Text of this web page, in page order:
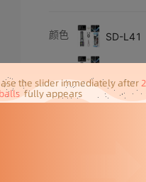
颜色 SD-L41
电显款